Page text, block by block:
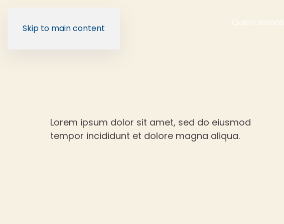
Skip to main content
Quem somos
Lorem ipsum dolor sit amet, sed do eiusmod
tempor incididunt et dolore magna aliqua.